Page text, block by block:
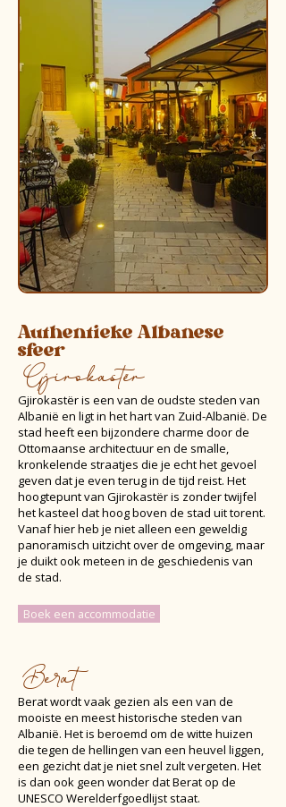
Authentieke Albanese
sfeer
Gjirokastër
Gjirokastër is een van de oudste steden van
Albanië en ligt in het hart van Zuid-Albanië. De
stad heeft een bijzondere charme door de
Ottomaanse architectuur en de smalle,
kronkelende straatjes die je echt het gevoel
geven dat je even terug in de tijd reist. Het
hoogtepunt van Gjirokastër is zonder twijfel
het kasteel dat hoog boven de stad uit torent.
Vanaf hier heb je niet alleen een geweldig
panoramisch uitzicht over de omgeving, maar
je duikt ook meteen in de geschiedenis van
de stad.
Boek een accommodatie
Berat
Berat wordt vaak gezien als een van de
mooiste en meest historische steden van
Albanië. Het is beroemd om de witte huizen
die tegen de hellingen van een heuvel liggen,
een gezicht dat je niet snel zult vergeten. Het
is dan ook geen wonder dat Berat op de
UNESCO Werelderfgoedlijst staat.